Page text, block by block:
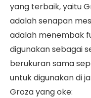
yang terbaik, yaitu
adalah senapan
adalah menembak
digunakan sebagai
berukuran sama
untuk digunakan di
Groza yang oke: